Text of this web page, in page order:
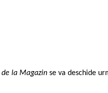
de la Magazin se va deschide